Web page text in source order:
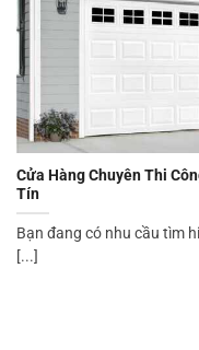
Cửa Hàng Chuyên Thi
Tín
Bạn đang có nhu cầu tìm
[...]